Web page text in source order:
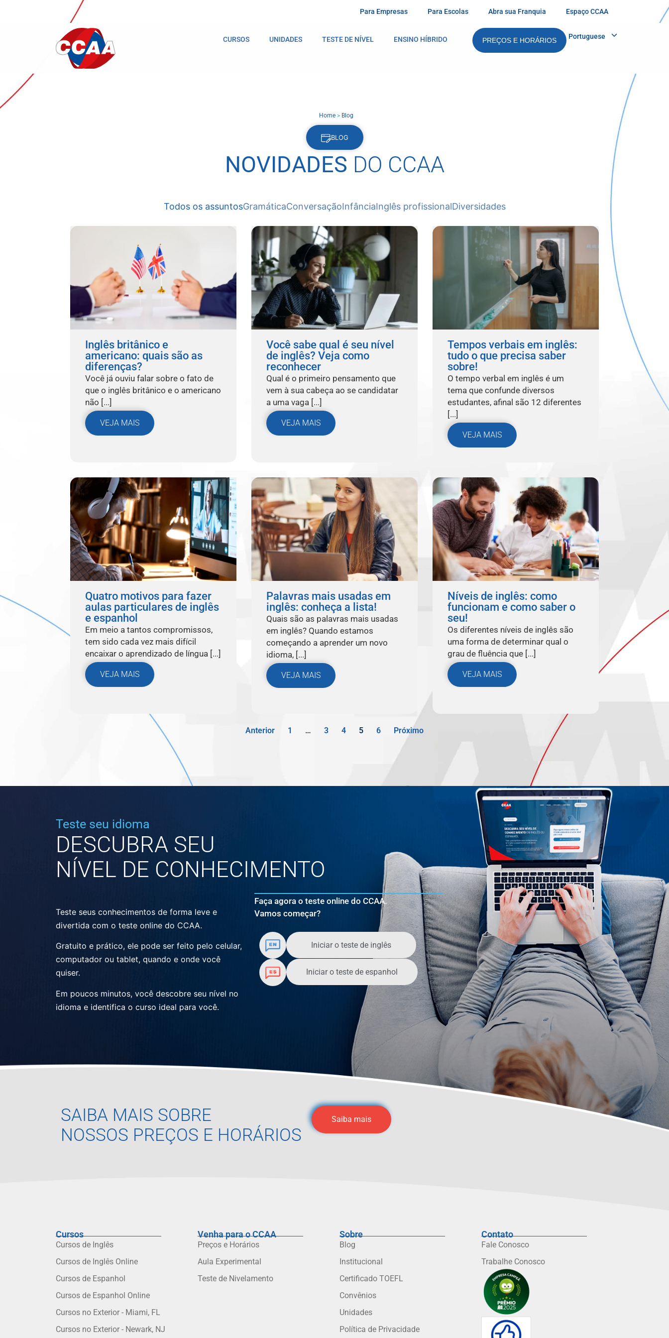
Para Empresas Para Escolas Abra sua Franquia Espaço CCAA
CURSOS UNIDADES TESTE DE NÍVEL ENSINO HÍBRIDO PREÇOS E HORÁRIOS Portuguese
Home > Blog
BLOG
NOVIDADES DO CCAA
Todos os assuntosGramáticaConversaçãoInfânciaInglês profissionalDiversidades
Inglês britânico e
americano: quais são as
diferenças?
Você já ouviu falar sobre o fato de
que o inglês britânico e o americano
não [...]
VEJA MAIS
Você sabe qual é seu nível
de inglês? Veja como
reconhecer
Qual é o primeiro pensamento que
vem à sua cabeça ao se candidatar
a uma vaga [...]
VEJA MAIS
Tempos verbais em inglês:
tudo o que precisa saber
sobre!
O tempo verbal em inglês é um
tema que confunde diversos
estudantes, afinal são 12 diferentes
[...]
VEJA MAIS
Quatro motivos para fazer
aulas particulares de inglês
e espanhol
Em meio a tantos compromissos,
tem sido cada vez mais difícil
encaixar o aprendizado de língua [...]
VEJA MAIS
Palavras mais usadas em
inglês: conheça a lista!
Quais são as palavras mais usadas
em inglês? Quando estamos
começando a aprender um novo
idioma, [...]
VEJA MAIS
Níveis de inglês: como
funcionam e como saber o
seu!
Os diferentes níveis de inglês são
uma forma de determinar qual o
grau de fluência que [...]
VEJA MAIS
Anterior 1 … 3 4 5 6 Próximo
Teste seu idioma
DESCUBRA SEU
NÍVEL DE CONHECIMENTO
Teste seus conhecimentos de forma leve e
divertida com o teste online do CCAA.
Gratuito e prático, ele pode ser feito pelo celular,
computador ou tablet, quando e onde você
quiser.
Em poucos minutos, você descobre seu nível no
idioma e identifica o curso ideal para você.
Faça agora o teste online do CCAA.
Vamos começar?
Iniciar o teste de inglês
Iniciar o teste de espanhol
SAIBA MAIS SOBRE
NOSSOS PREÇOS E HORÁRIOS
Saiba mais
Cursos
Cursos de Inglês
Cursos de Inglês Online
Cursos de Espanhol
Cursos de Espanhol Online
Cursos no Exterior - Miami, FL
Cursos no Exterior - Newark, NJ
Venha para o CCAA
Preços e Horários
Aula Experimental
Teste de Nivelamento
Sobre
Blog
Institucional
Certificado TOEFL
Convênios
Unidades
Política de Privacidade
Contato
Fale Conosco
Trabalhe Conosco